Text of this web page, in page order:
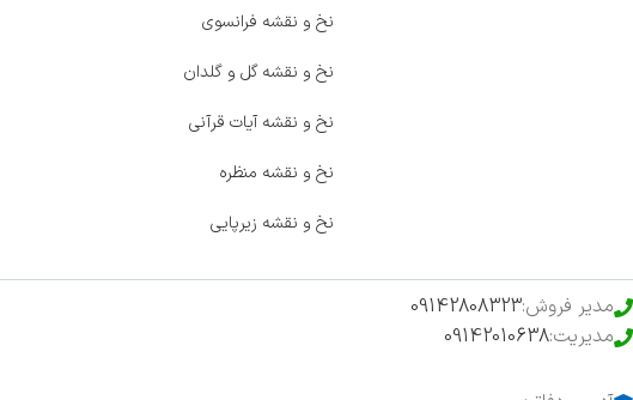
نخ و نقشه فرانسوی
نخ و نقشه گل و گلدان
نخ و نقشه آیات قرآنی
نخ و نقشه منظره
نخ و نقشه زیرپایی
مدیر فروش:09142808323
مدیریت:09142010638